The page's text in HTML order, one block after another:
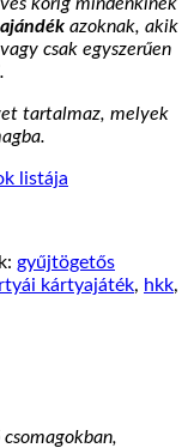
ajándék azoknak, akik
csak egyszerűen
tartalmaz, melyek
listája
gyűjtögetős
kártyajáték, hkk,